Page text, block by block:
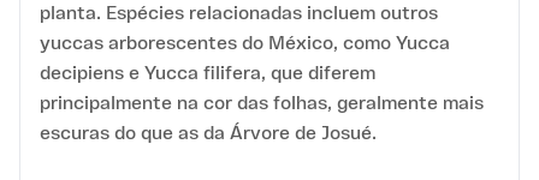
planta. Espécies relacionadas incluem outros
yuccas arborescentes do México, como Yucca
decipiens e Yucca filifera, que diferem
principalmente na cor das folhas, geralmente mais
escuras do que as da Árvore de Josué.